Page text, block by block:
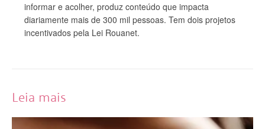
informar e acolher, produz conteúdo que impacta
diariamente mais de 300 mil pessoas. Tem dois projetos
incentivados pela Lei Rouanet.
Leia mais